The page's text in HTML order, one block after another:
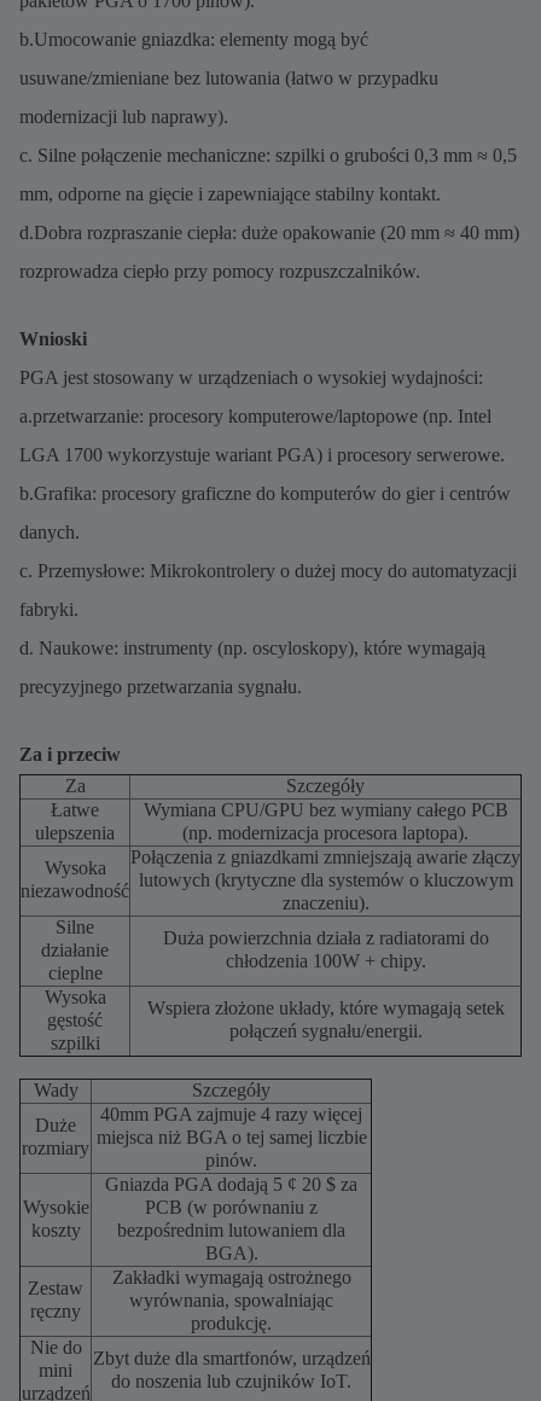
b.Umocowanie gniazdka: elementy mogą być
usuwane/zmieniane bez lutowania (łatwo w przypadku
modernizacji lub naprawy).
c. Silne połączenie mechaniczne: szpilki o grubości 0,3 mm ≈ 0,5
mm, odporne na gięcie i zapewniające stabilny kontakt.
d.Dobra rozpraszanie ciepła: duże opakowanie (20 mm ≈ 40 mm)
rozprowadza ciepło przy pomocy rozpuszczalników.
Wnioski
PGA jest stosowany w urządzeniach o wysokiej wydajności:
a.przetwarzanie: procesory komputerowe/laptopowe (np. Intel
LGA 1700 wykorzystuje wariant PGA) i procesory serwerowe.
b.Grafika: procesory graficzne do komputerów do gier i centrów
danych.
c. Przemysłowe: Mikrokontrolery o dużej mocy do automatyzacji
fabryki.
d. Naukowe: instrumenty (np. oscyloskopy), które wymagają
precyzyjnego przetwarzania sygnału.
Za i przeciw
Za
Szczegóły
Łatwe
ulepszenia
Wymiana CPU/GPU bez wymiany całego PCB
(np. modernizacja procesora laptopa).
Wysoka
niezawodność
Połączenia z gniazdkami zmniejszają awarie złączy
lutowych (krytyczne dla systemów o kluczowym
znaczeniu).
Silne
działanie
cieplne
Duża powierzchnia działa z radiatorami do
chłodzenia 100W + chipy.
Wysoka
gęstość
szpilki
Wspiera złożone układy, które wymagają setek
połączeń sygnału/energii.
Wady
Szczegóły
Duże
rozmiary
40mm PGA zajmuje 4 razy więcej
miejsca niż BGA o tej samej liczbie
pinów.
Wysokie
koszty
Gniazda PGA dodają 5 ¢ 20 $ za
PCB (w porównaniu z
bezpośrednim lutowaniem dla
BGA).
Zestaw
ręczny
Zakładki wymagają ostrożnego
wyrównania, spowalniając
produkcję.
Nie do
mini
urządzeń
Zbyt duże dla smartfonów, urządzeń
do noszenia lub czujników IoT.